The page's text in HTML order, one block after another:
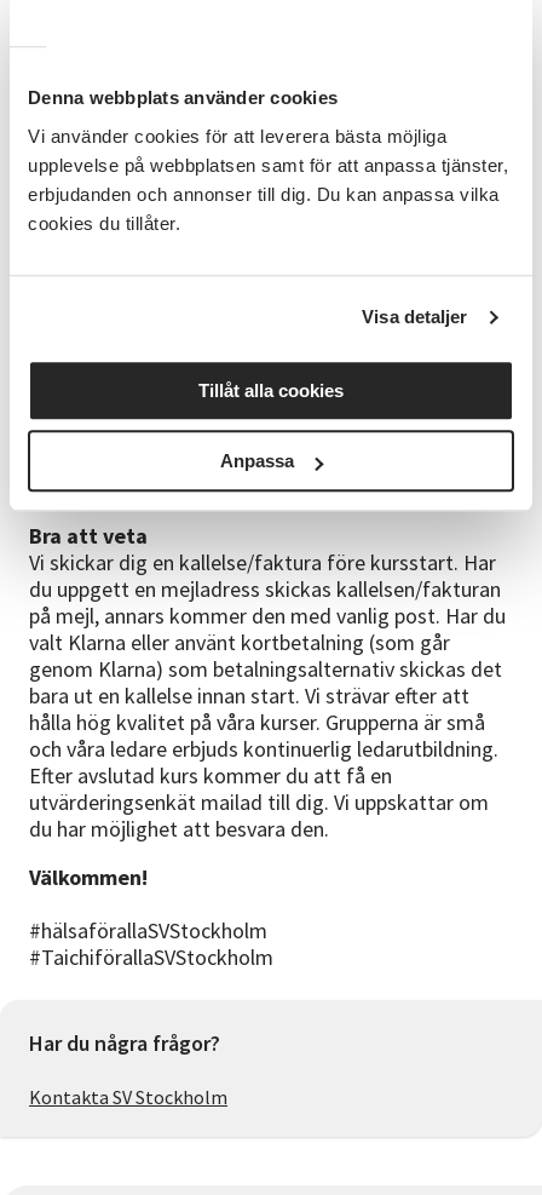
Denna webbplats använder cookies
Vi använder cookies för att leverera bästa möjliga
upplevelse på webbplatsen samt för att anpassa tjänster,
erbjudanden och annonser till dig. Du kan anpassa vilka
cookies du tillåter.
Visa detaljer
Tillåt alla cookies
Anpassa
Ingen tidigare erfarenhet behövs.
Kursinnehåll
Vi kommer att öva på en form som kallas Tai Chi 24
Formen. Varje gång går vi igenom några av rörelserna
mer i detalj men gör också längre sekvenser i ett
uppvärmning / uppmjukning, i halvtid tar vi en te-paus
med utrymme för samtal. Det blir också tid för
12 okt
Anna Holtenstam som har utövat Tai Chi sedan 1989
Bra att veta
Vi skickar dig en kallelse/faktura före kursstart. Har
du uppgett en mejladress skickas kallelsen/fakturan
på mejl, annars kommer den med vanlig post. Har du
valt Klarna eller använt kortbetalning (som går
genom Klarna) som betalningsalternativ skickas det
bara ut en kallelse innan start. Vi strävar efter att
hålla hög kvalitet på våra kurser. Grupperna är små
och våra ledare erbjuds kontinuerlig ledarutbildning.
Efter avslutad kurs kommer du att få en
utvärderingsenkät mailad till dig. Vi uppskattar om
du har möjlighet att besvara den.
Välkommen!
#hälsaförallaSVStockholm
#TaichiförallaSVStockholm
Har du några frågor?
Kontakta SV Stockholm